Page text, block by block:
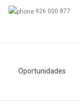
926 000 877
Oportunidades